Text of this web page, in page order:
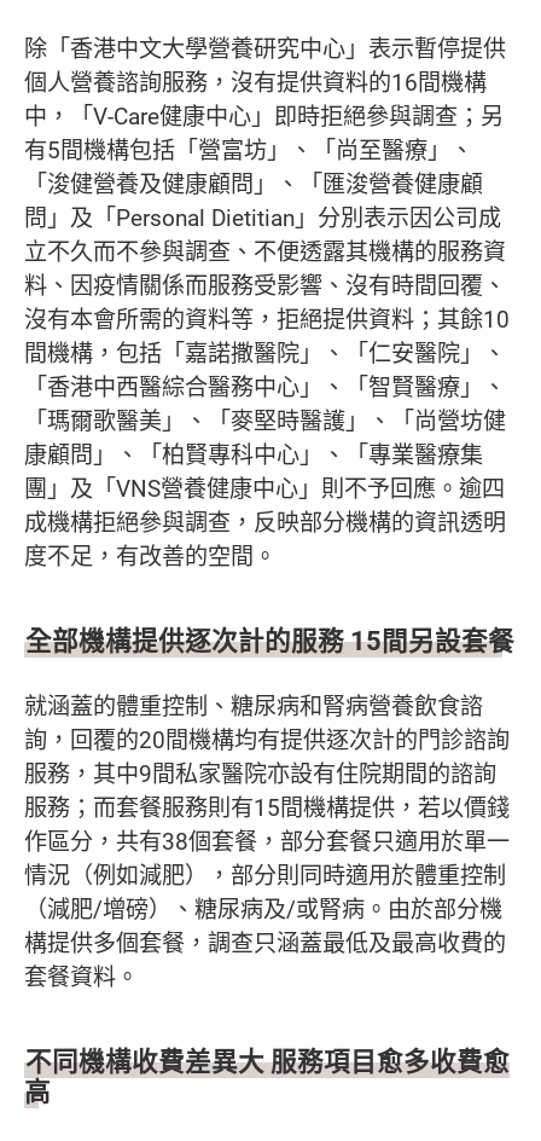
除「香港中文大學營養研究中心」表示暫停提供
個人營養諮詢服務，沒有提供資料的16間機構
中，「V-Care健康中心」即時拒絕參與調查；另
有5間機構包括「營富坊」、「尚至醫療」、
「浚健營養及健康顧問」、「匯浚營養健康顧
問」及「Personal Dietitian」分別表示因公司成
立不久而不參與調查、不便透露其機構的服務資
料、因疫情關係而服務受影響、沒有時間回覆、
沒有本會所需的資料等，拒絕提供資料；其餘10
間機構，包括「嘉諾撒醫院」、「仁安醫院」、
「香港中西醫綜合醫務中心」、「智賢醫療」、
「瑪爾歌醫美」、「麥堅時醫護」、「尚營坊健
康顧問」、「柏賢專科中心」、「專業醫療集
團」及「VNS營養健康中心」則不予回應。逾四
成機構拒絕參與調查，反映部分機構的資訊透明
度不足，有改善的空間。
全部機構提供逐次計的服務 15間另設套餐
就涵蓋的體重控制、糖尿病和腎病營養飲食諮
詢，回覆的20間機構均有提供逐次計的門診諮詢
服務，其中9間私家醫院亦設有住院期間的諮詢
服務；而套餐服務則有15間機構提供，若以價錢
作區分，共有38個套餐，部分套餐只適用於單一
情況（例如減肥），部分則同時適用於體重控制
（減肥/增磅）、糖尿病及/或腎病。由於部分機
構提供多個套餐，調查只涵蓋最低及最高收費的
套餐資料。
不同機構收費差異大 服務項目愈多收費愈
高